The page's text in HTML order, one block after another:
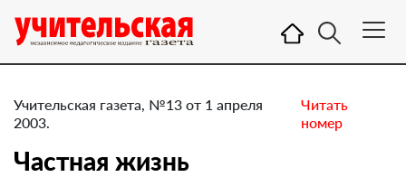
Учительская газета, №13 от 1 апреля
2003.
Читать
номер
Частная жизнь